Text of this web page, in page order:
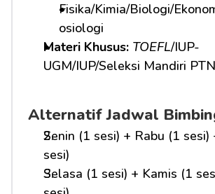
Fisika/Kimia/Biologi/
osiologi
Materi Khusus: TOEFL/IUP-
UGM/IUP/Seleksi Mandiri
Alternatif Jadwal
Senin (1 sesi) + Rabu (1 sesi)
sesi)
Selasa (1 sesi) + Kamis (1